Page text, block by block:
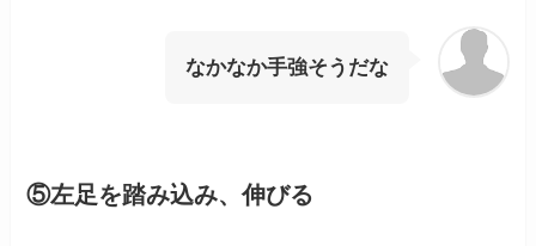
なかなか手強そうだな
⑤左足を踏み込み、伸びる